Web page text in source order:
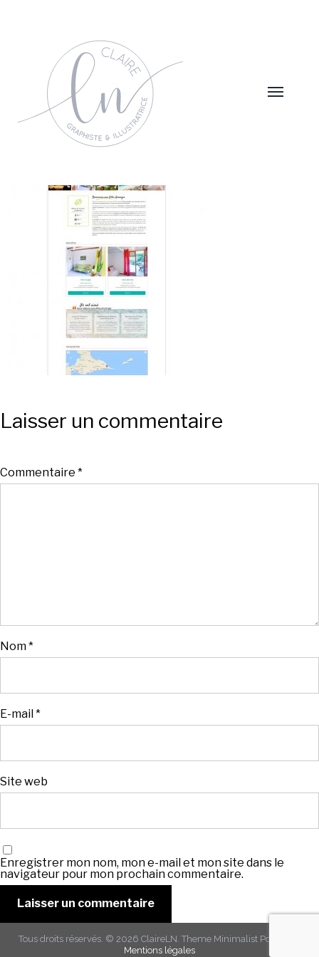
Laisser un commentaire
Commentaire *
Nom*
E-mail*
Site web
Enregistrer mon nom, mon e-mail et mon site dans le
navigateur pour mon prochain commentaire.
Tous droits réservés. © 2026 ClaireLN. Theme Minimalist Portfolio
Mentions légales